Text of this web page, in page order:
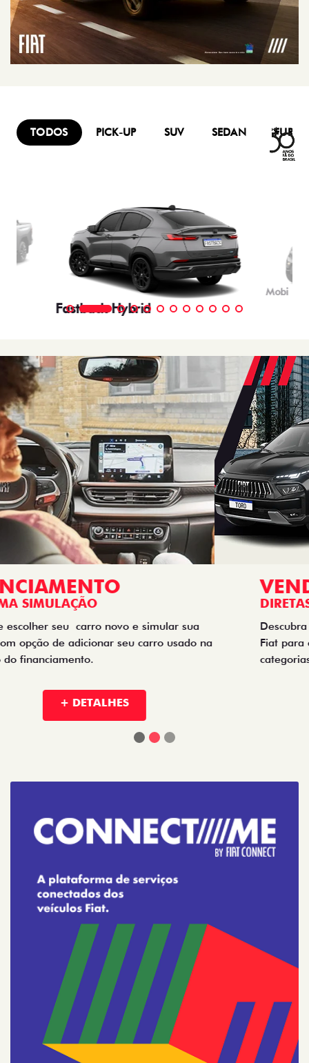
TODOS PICK-UP SUV SEDAN
Fastback Hybrid
Mobi
VENDAS
DIRETAS
Descubra as melhores soluções e descontos em um novo
Fiat para empresas, produtores rurais, taxistas e outras
categorias de negócios.
+ DETALHES